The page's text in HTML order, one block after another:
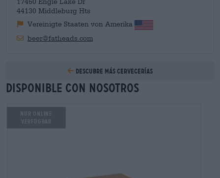
44130 Middleburg Hts
Vereinigte Staaten von Amerika
beer@fatheads.com
Descubre más cervecerías
Disponible con nosotros
NUR ONLINE
VERFÜGBAR